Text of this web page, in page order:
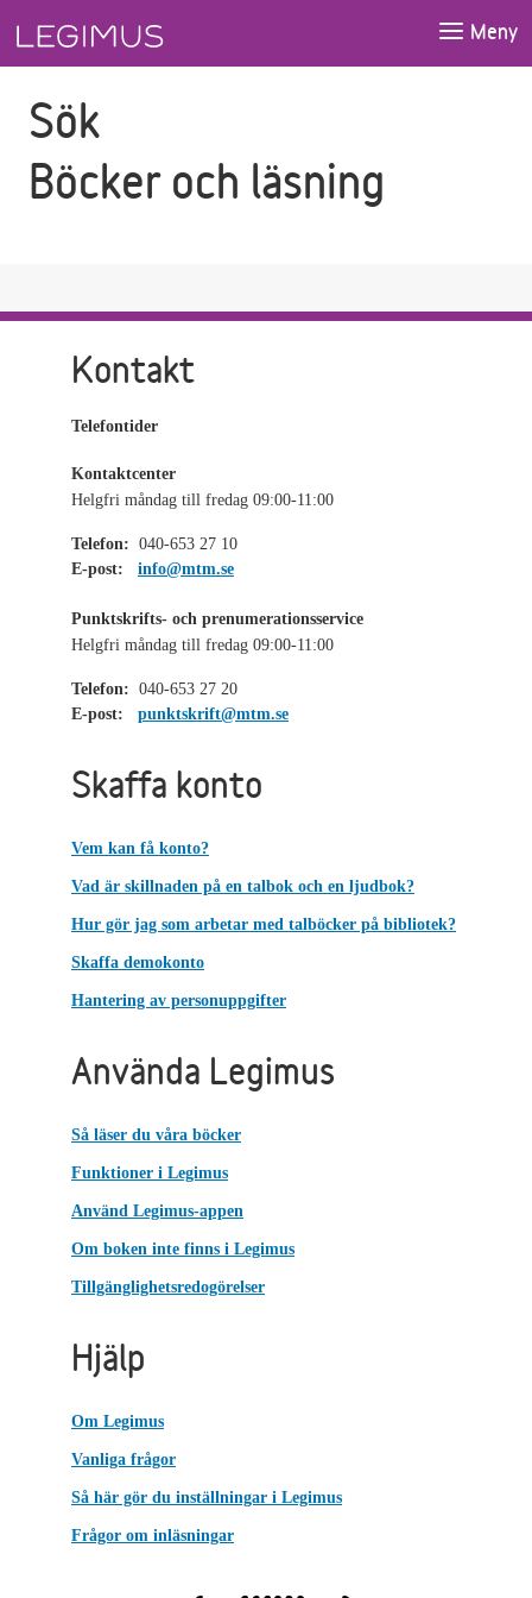
Meny
Sök
Böcker och läsning
Kontakt
Telefontider
Kontaktcenter
Helgfri måndag till fredag 09:00-11:00
Telefon: 040-653 27 10
E-post:
info@mtm.se
Punktskrifts- och prenumerationsservice
Helgfri måndag till fredag 09:00-11:00
Telefon: 040-653 27 20
E-post:
punktskrift@mtm.se
Skaffa konto
Vem kan få konto?
Vad är skillnaden på en talbok och en ljudbok?
Hur gör jag som arbetar med talböcker på bibliotek?
Skaffa demokonto
Hantering av personuppgifter
Använda Legimus
Så läser du våra böcker
Funktioner i Legimus
Använd Legimus-appen
Om boken inte finns i Legimus
Tillgänglighetsredogörelser
Hjälp
Om Legimus
Vanliga frågor
Så här gör du inställningar i Legimus
Frågor om inläsningar